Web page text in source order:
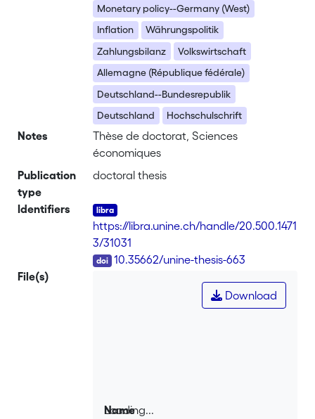
Monetary policy--Germany (West)
Inflation
Währungspolitik
Zahlungsbilanz
Volkswirtschaft
Allemagne (République fédérale)
Deutschland--Bundesrepublik
Deutschland
Hochschulschrift
Notes
Thèse de doctorat, Sciences
économiques
Publication
type
doctoral thesis
Identifiers
https://libra.unine.ch/handle/20.500.1471
3/31031
10.35662/unine-thesis-663
File(s)
Loading...
Download
Name